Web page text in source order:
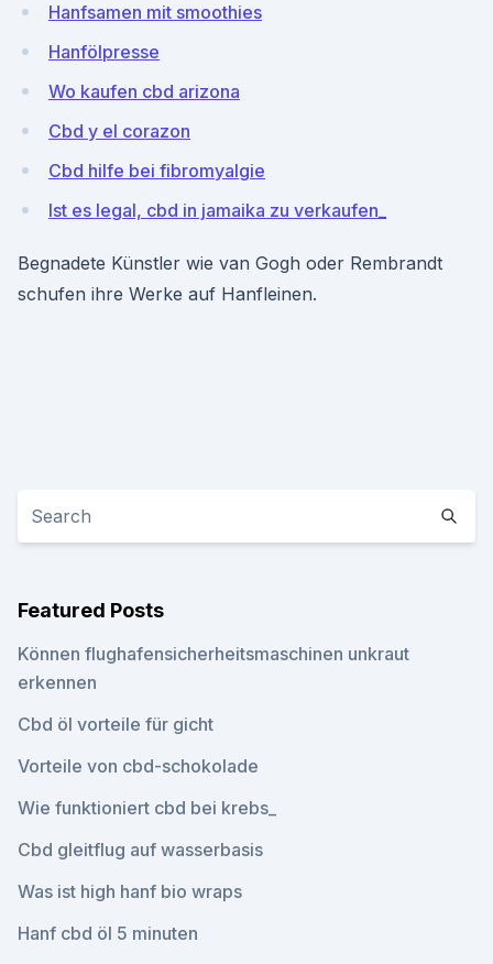
Hanfsamen mit smoothies
Hanfölpresse
Wo kaufen cbd arizona
Cbd y el corazon
Cbd hilfe bei fibromyalgie
Ist es legal, cbd in jamaika zu verkaufen_
Begnadete Künstler wie van Gogh oder Rembrandt
schufen ihre Werke auf Hanfleinen.
Featured Posts
Können flughafensicherheitsmaschinen unkraut
erkennen
Cbd öl vorteile für gicht
Vorteile von cbd-schokolade
Wie funktioniert cbd bei krebs_
Cbd gleitflug auf wasserbasis
Was ist high hanf bio wraps
Hanf cbd öl 5 minuten